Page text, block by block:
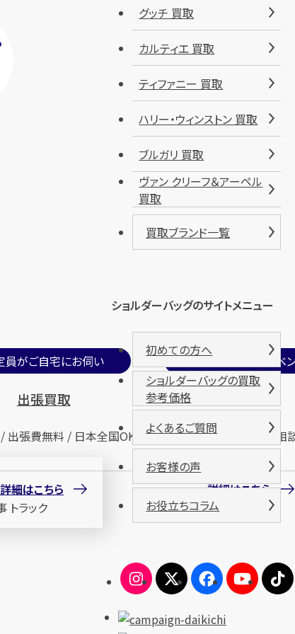
員がご自宅にお伺い
出張買取
出張費無料 / 日本全国OK
詳細はこちら
期間限定買取イベ
催事買取
査定無料 / 来場無料 / 相
詳細はこちら
グッチ 買取
カルティエ 買取
ティファニー 買取
ハリー・ウィンストン 買取
ブルガリ 買取
ヴァン クリーフ＆アーペル
買取
買取ブランド一覧
ショルダーバッグのサイトメニュー
初めての方へ
ショルダーバッグの買取
参考価格
よくあるご質問
お客様の声
お役立ちコラム